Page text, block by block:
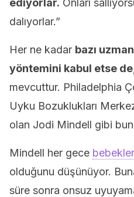
ediyorlar. Onları
dalıyorlar.”
Her ne kadar bazı
yöntemini kabul etse de,
mevcuttur. Philadelphia
Uyku Bozuklukları
olan Jodi Mindell gibi
Mindell her gece
olduğunu düşünüyor.
süre sonra onsuz